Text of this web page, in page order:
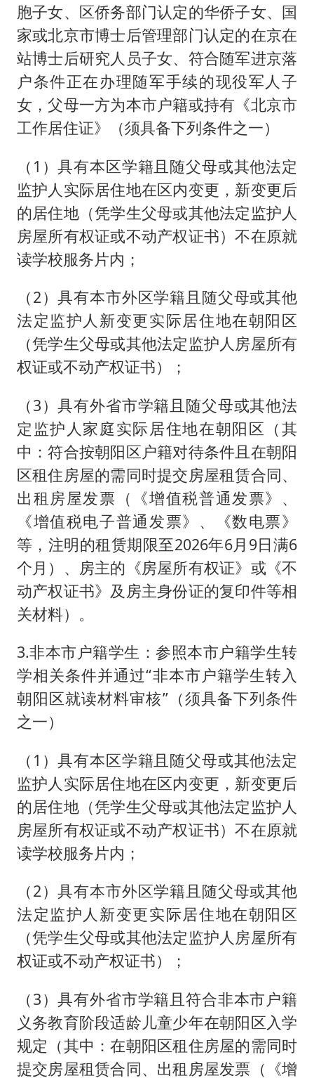
胞子女、区侨务部门认定的华侨子女、国
家或北京市博士后管理部门认定的在京在
站博士后研究人员子女、符合随军进京落
户条件正在办理随军手续的现役军人子
女，父母一方为本市户籍或持有《北京市
工作居住证》（须具备下列条件之一）
（1）具有本区学籍且随父母或其他法定
监护人实际居住地在区内变更，新变更后
的居住地（凭学生父母或其他法定监护人
房屋所有权证或不动产权证书）不在原就
读学校服务片内；
（2）具有本市外区学籍且随父母或其他
法定监护人新变更实际居住地在朝阳区
（凭学生父母或其他法定监护人房屋所有
权证或不动产权证书）；
（3）具有外省市学籍且随父母或其他法
定监护人家庭实际居住地在朝阳区（其
中：符合按朝阳区户籍对待条件且在朝阳
区租住房屋的需同时提交房屋租赁合同、
出租房屋发票（《增值税普通发票》、
《增值税电子普通发票》、《数电票》
等，注明的租赁期限至2026年6月9日满6
个月）、房主的《房屋所有权证》或《不
动产权证书》及房主身份证的复印件等相
关材料）。
3.非本市户籍学生：参照本市户籍学生转
学相关条件并通过“非本市户籍学生转入
朝阳区就读材料审核”（须具备下列条件
之一）
（1）具有本区学籍且随父母或其他法定
监护人实际居住地在区内变更，新变更后
的居住地（凭学生父母或其他法定监护人
房屋所有权证或不动产权证书）不在原就
读学校服务片内；
（2）具有本市外区学籍且随父母或其他
法定监护人新变更实际居住地在朝阳区
（凭学生父母或其他法定监护人房屋所有
权证或不动产权证书）；
（3）具有外省市学籍且符合非本市户籍
义务教育阶段适龄儿童少年在朝阳区入学
规定（其中：在朝阳区租住房屋的需同时
提交房屋租赁合同、出租房屋发票（《增